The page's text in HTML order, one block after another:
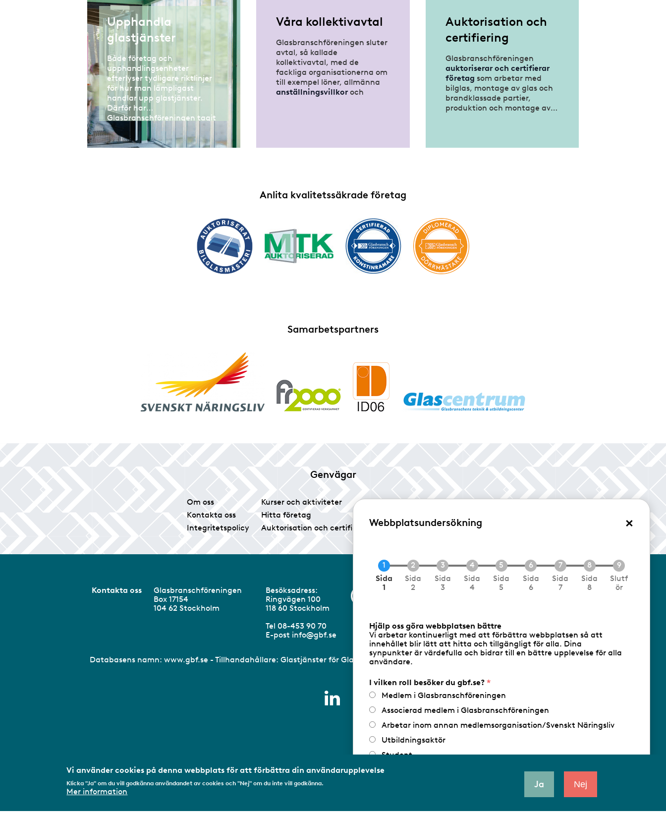
Upphandla
glastjänster
Både företag och
upphandlingsenheter
efterlyser tydligare riktlinjer
för hur man lämpligast
handlar upp glastjänster.
Därför har
Glasbranschföreningen tagit
fram en rekommendation för
detta.
Våra kollektivavtal
Glasbranschföreningen sluter
avtal, så kallade
kollektivavtal, med de
fackliga organisationerna om
till exempel löner, allmänna
anställningsvillkoroch
Auktorisation och
certifiering
Glasbranschföreningen
auktoriserar och certifierar
företag som arbetar med
bilglas, montage av glas och
brandklassade partier,
produktion och montage av
Anlita kvalitetssäkrade företag
Samarbetspartners
Genvägar
Om oss
Kontakta oss
Integritetspolicy
Kurser och aktiviteter
Hitta företag
Auktorisation och certifiering
Tidningen Glas
Medlemsservice/Logga in
Kontakta oss
Glasbranschföreningen
Box 17154
104 62 Stockholm
Besöksadress:
Ringvägen 100
118 60 Stockholm
Tel 08-453 90 70
E-post info@gbf.se
Databasens namn: www.gbf.se - Tillhandahållare: Glastjänster för Glasbranschföreningen AB - Ansvarig utgivare: Sofia Wahlgren
Webbplatsundersökning ×
N
a
n
d
e
Sida
1
Sida
2
Sida
3
Sida
4
Sida
5
Sida
6
Sida
7
Sida
8
Slutf
ör
Hjälp oss göra webbplatsen bättre
Vi arbetar kontinuerligt med att förbättra webbplatsen så att
innehållet blir lätt att hitta och tillgängligt för alla. Dina
synpunkter är värdefulla och bidrar till en bättre upplevelse för alla
användare.
I vilken roll besöker du gbf.se?
Medlem i Glasbranschföreningen
Associerad medlem i Glasbranschföreningen
Arbetar inom annan medlemsorganisation/Svenskt Näringsliv
Utbildningsaktör
Student
Privatperson
Vi använder cookies på denna webbplats för att förbättra din användarupplevelse
Klicka "Ja" om du vill godkänna användandet av cookies och "Nej" om du inte vill godkänna.
Mer information
Ja Nej